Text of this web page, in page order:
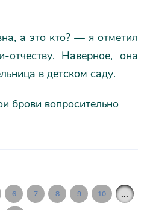
а это кто? — я отметил
Наверное, она
в детском саду.
вопросительно
6 7 8 9 10 ...